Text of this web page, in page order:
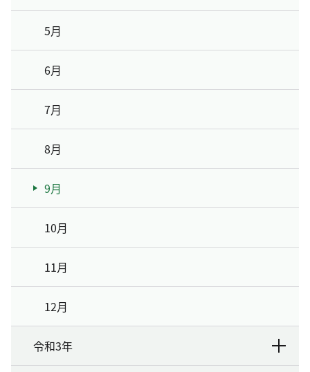
5月
6月
7月
8月
9月
10月
11月
12月
令和3年